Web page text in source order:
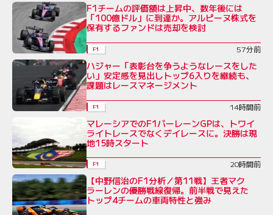
F1チームの評価額は上昇中、数年後には
「100億ドル」に到達か。アルピーヌ株式を
保有するファンドは売却を検討
F1 57分前
ハジャー「表彰台を争うようなレースをした
い」安定感を見出しトップ6入りを継続も、
課題はレースマネージメント
F1 14時間前
マレーシアでのF1バーレーンGPは、トワイ
ライトレースでなくデイレースに。決勝は現
地15時スタート
F1 20時間前
【中野信治のF1分析／第11戦】王者マク
ラーレンの優勝戦線復帰。前半戦で見えた
トップ4チームの車両特性と強み